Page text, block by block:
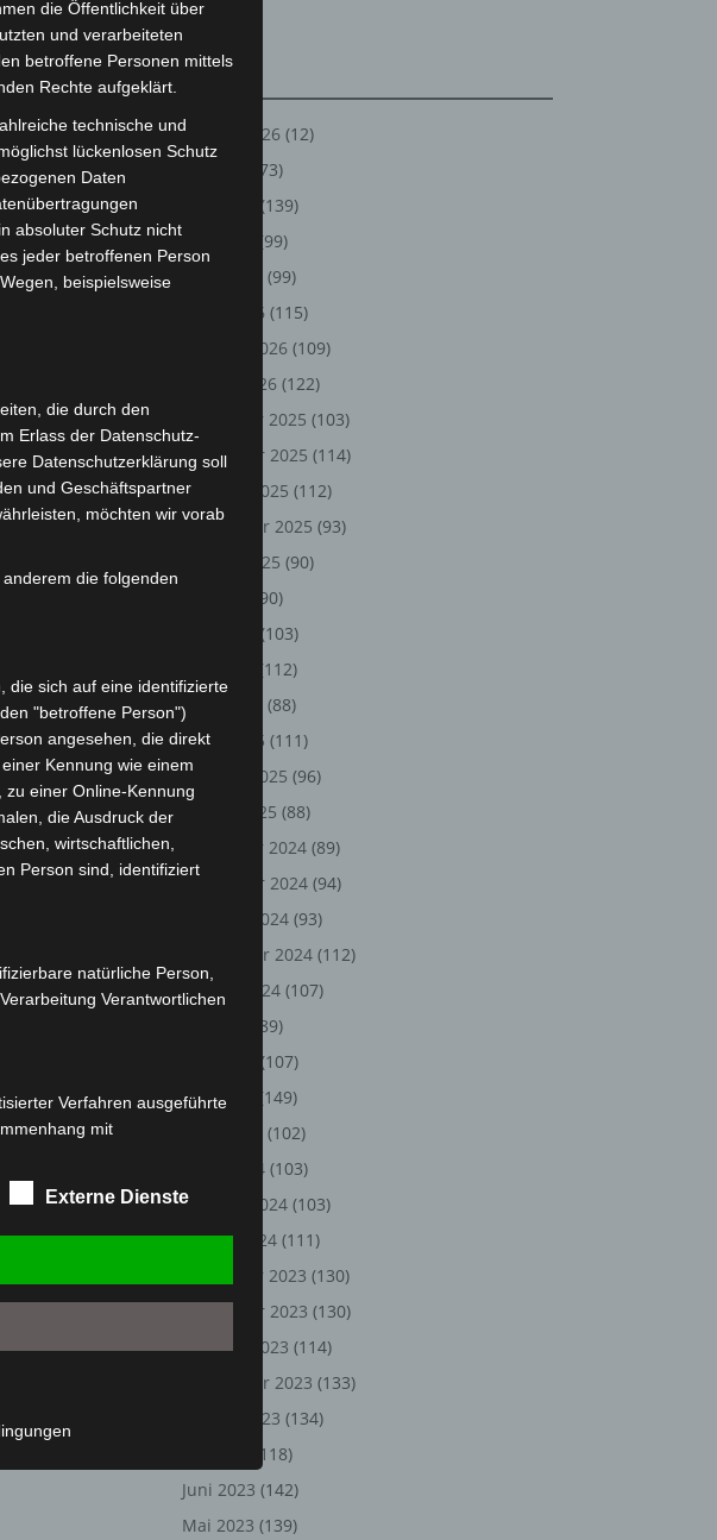
Nächster Artikel
Platz
August 2026 (12)
(73)
(139)
(99)
(99)
März 2026 (115)
Februar 2026 (109)
Januar 2026 (122)
Dezember 2025 (103)
November 2025 (114)
Oktober 2025 (112)
September 2025 (93)
August 2025 (90)
(90)
(103)
(112)
April 2025
(88)
März 2025 (111)
Februar 2025 (96)
Januar 2025 (88)
Dezember 2024 (89)
November 2024 (94)
Oktober 2024 (93)
September 2024 (112)
August 2024 (107)
(89)
(107)
Mai 2024
(149)
(102)
März 2024 (103)
Februar 2024 (103)
Januar 2024 (111)
Dezember 2023 (130)
November 2023 (130)
Oktober 2023 (114)
September 2023 (133)
August 2023 (134)
(118)
Juni 2023 (142)
Mai 2023 (139)
die Öffentlichkeit über
und verarbeiteten
betroffene Personen mittels
Rechte aufgeklärt.
technische und
lückenlosen Schutz
Daten
absoluter Schutz nicht
jeder betroffenen Person
beispielsweise
die durch den
Erlass der Datenschutz-
Datenschutzerklärung soll
und Geschäftspartner
möchten wir vorab
die folgenden
die sich auf eine identifizierte
"betroffene Person")
angesehen, die direkt
Kennung wie einem
einer Online-Kennung
die Ausdruck der
wirtschaftlichen,
Person sind, identifiziert
natürliche Person,
Verantwortlichen
Verfahren ausgeführte
mit
das Auslesen,
Übermittlung, Verbreitung
oder die Verknüpfung,
gespeicherter
personenbezogener
Daten verwendet
auf eine natürliche Person
Externe Dienste